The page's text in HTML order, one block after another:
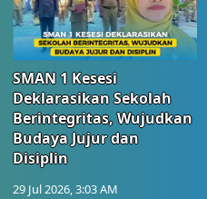
SMAN 1 Kesesi
Deklarasikan Sekolah
Berintegritas, Wujudkan
Budaya Jujur dan
Disiplin
29 Jul 2026, 3:03 AM